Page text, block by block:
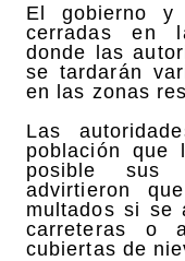
El gobierno y
cerradas en
donde las
se tardarán
en las zonas
Las
población
posible sus
advirtieron
multados si se
carreteras o
cubiertas de